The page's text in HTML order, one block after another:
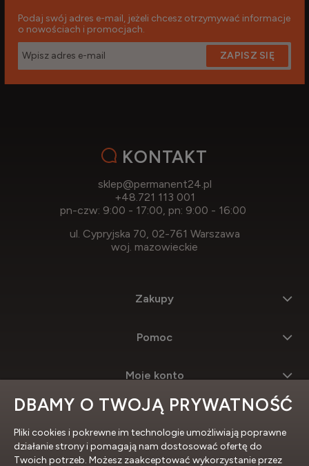
Podaj swój adres e-mail, jeżeli chcesz otrzymywać informacje
o nowościach i promocjach.
ZAPISZ SIĘ
KONTAKT
sklep@permanent24.pl
+48.721 113 001
pn-czw: 9:00 - 17:00, pn: 9:00 - 16:00
ul. Cypryjska 70, 02-761 Warszawa
woj. mazowieckie
Zakupy
Pomoc
Moje konto
Informacje
DBAMY O TWOJĄ PRYWATNOŚĆ
Pliki cookies i pokrewne im technologie umożliwiają poprawne
działanie strony i pomagają nam dostosować ofertę do
Twoich potrzeb. Możesz zaakceptować wykorzystanie przez